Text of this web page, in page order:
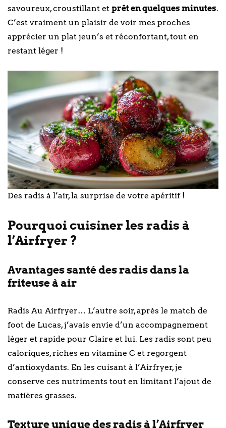
savoureux, croustillant et prêt en quelques minutes.
C’est vraiment un plaisir de voir mes proches
apprécier un plat jeun’s et réconfortant, tout en
restant léger !
Des radis à l’air, la surprise de votre apéritif !
Pourquoi cuisiner les radis à
l’Airfryer ?
Avantages santé des radis dans la
friteuse à air
Radis Au Airfryer… L’autre soir, après le match de
foot de Lucas, j’avais envie d’un accompagnement
léger et rapide pour Claire et lui. Les radis sont peu
caloriques, riches en vitamine C et regorgent
d’antioxydants. En les cuisant à l’Airfryer, je
conserve ces nutriments tout en limitant l’ajout de
matières grasses.
Texture unique des radis à l’Airfryer